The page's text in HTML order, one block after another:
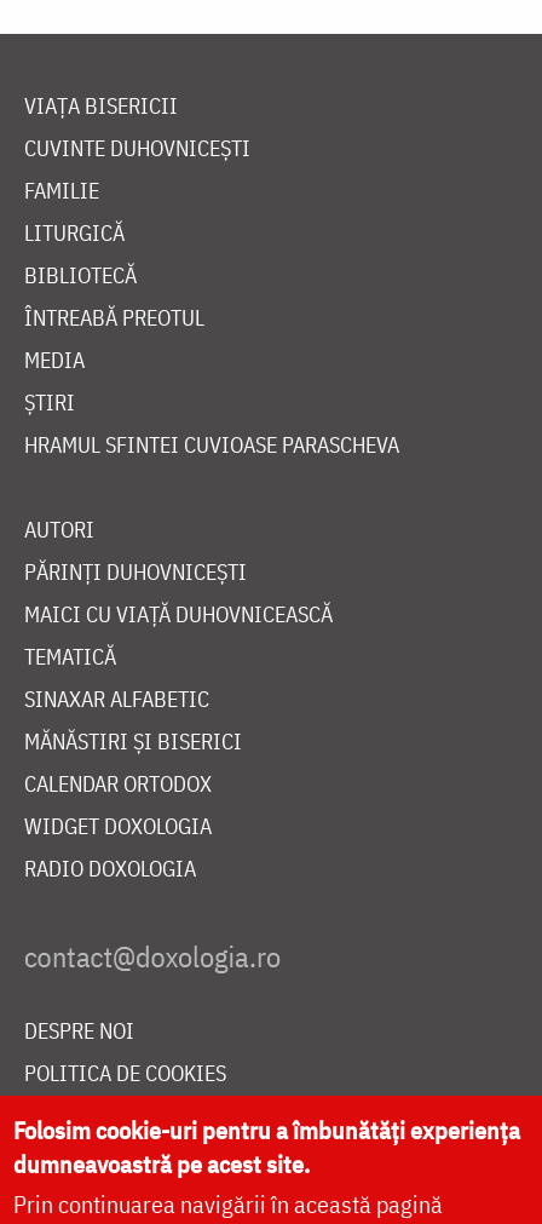
VIAȚA BISERICII
CUVINTE DUHOVNICEȘTI
FAMILIE
LITURGICĂ
BIBLIOTECĂ
ÎNTREABĂ PREOTUL
MEDIA
ȘTIRI
HRAMUL SFINTEI CUVIOASE PARASCHEVA
AUTORI
PĂRINȚI DUHOVNICEȘTI
MAICI CU VIAȚĂ DUHOVNICEASCĂ
TEMATICĂ
SINAXAR ALFABETIC
MĂNĂSTIRI ȘI BISERICI
CALENDAR ORTODOX
WIDGET DOXOLOGIA
RADIO DOXOLOGIA
DESPRE NOI
POLITICA DE COOKIES
DONEAZĂ ONLINE PENTRU CATEDRALA NAȚIONALĂ
LIVE
Folosim cookie-uri pentru a îmbunătăți experiența
dumneavoastră pe acest site.
Prin continuarea navigării în această pagină